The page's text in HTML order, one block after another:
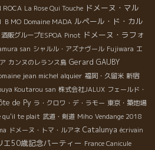
La Rose Qui Touche ドメーヌ・マル
ＢＭО Domaine MADA ルペール・ド・カル
酒販グループESPOA Pinot ドメーヌ・ラフォ
san シャルル・アズナヴール Fujiwara エ
カンヌのレランス島 Gerard GAUBY
jean michel alquier 福岡・久留米 新宿
Koutarou san 株式会社JALUX フェールド・
de Py ラ・クロワ・デ・ラモー 東京・築地場
qu'il te plait 武道・剣道 Miho Vendange 2018
ドメーヌ・トマ・ルアネ Catalunya écrivain
エ50歳記念パーティー France Canicule